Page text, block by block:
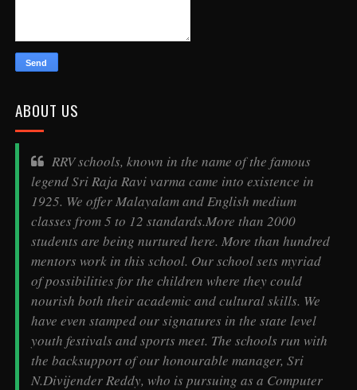
ABOUT US
RRV schools, known in the name of the famous
legendSri Raja Ravi varma came into existence in
1925. We offer Malayalam and English medium
classes from 5 to 12 standards.More than 2000
students are being nurtured here. More than hundred
mentors work in this school. Our school sets myriad
of possibilities for the children where they could
nourish both their academic and cultural skills. We
have even stamped our signatures in the state level
youth festivals and sports meet. The schools run with
the backsupport of our honourable manager, Sri
N.Divijender Reddy, who is pursuing as a Computer